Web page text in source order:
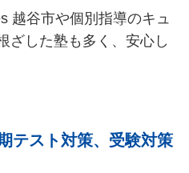
越谷市や個別指導のキュ
ざした塾も多く、安心し
テスト対策、受験対策